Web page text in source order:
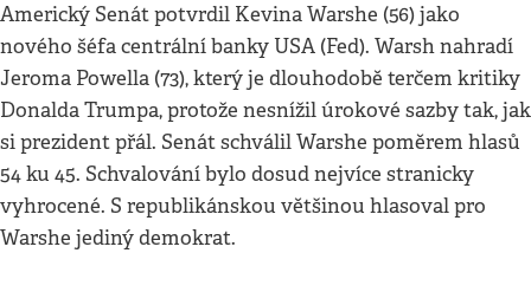
Americký Senát potvrdil Kevina Warshe (56) jako
nového šéfa centrální banky USA (Fed). Warsh nahradí
Jeroma Powella (73), který je dlouhodobě terčem kritiky
Donalda Trumpa, protože nesnížil úrokové sazby tak, jak
si prezident přál. Senát schválil Warshe poměrem hlasů
54 ku 45. Schvalování bylo dosud nejvíce stranicky
vyhrocené. S republikánskou většinou hlasoval pro
Warshe jediný demokrat.